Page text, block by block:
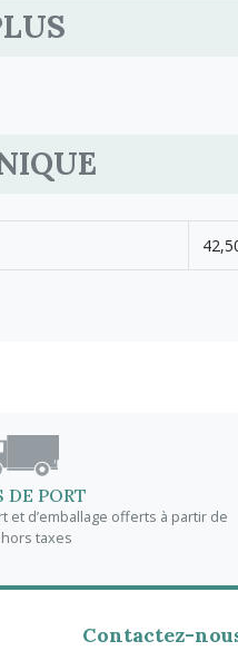
DE PORT
et d’emballage offerts à partir de
taxes
Contactez-